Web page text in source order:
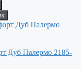
Дуб Палермо 2185-